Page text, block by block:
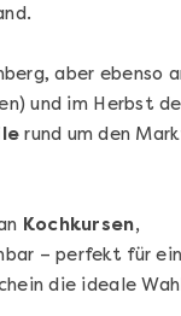
Sushi Selber
Sushi Starter Set:
aber ebenso
und im Herbst
rund um den
Kochkursen,
– perfekt für
die ideale